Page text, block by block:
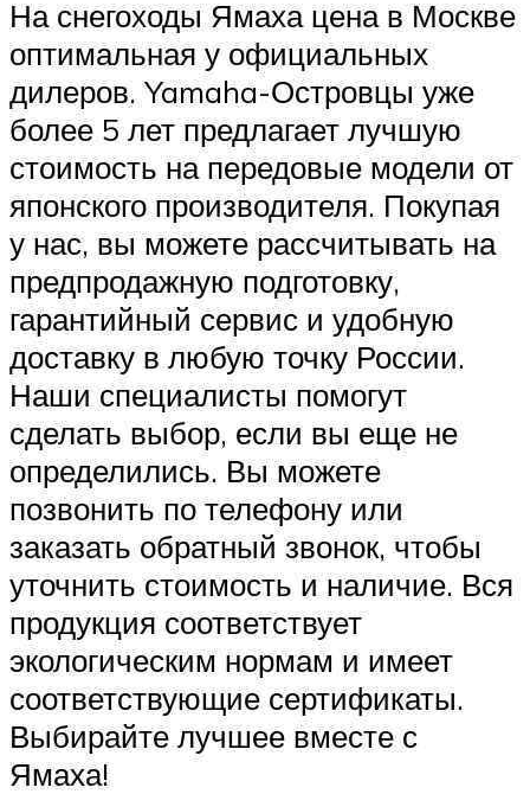
На снегоходы Ямаха цена в Москве
оптимальная у официальных
дилеров. Yamaha-Островцы уже
более 5 лет предлагает лучшую
стоимость на передовые модели от
японского производителя. Покупая
у нас, вы можете рассчитывать на
предпродажную подготовку,
гарантийный сервис и удобную
доставку в любую точку России.
Наши специалисты помогут
сделать выбор, если вы еще не
определились. Вы можете
позвонить по телефону или
заказать обратный звонок, чтобы
уточнить стоимость и наличие. Вся
продукция соответствует
экологическим нормам и имеет
соответствующие сертификаты.
Выбирайте лучшее вместе с
Ямаха!